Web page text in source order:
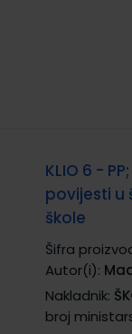
KLIO 6 -
povijesti u
škole
Šifra
Autor(i):
Nakladnik:
broj